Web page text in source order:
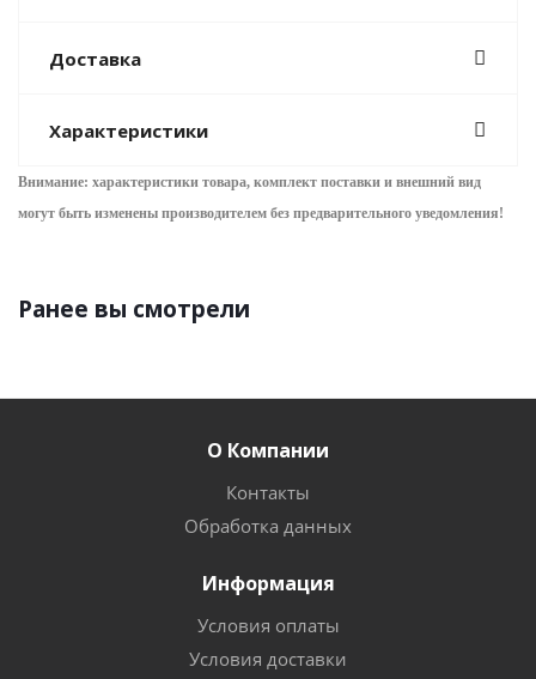
Доставка
Характеристики
Внимание: характеристики товара, комплект поставки и внешний вид
могут быть изменены производителем без предварительного уведомления!
Ранее вы смотрели
О Компании
Контакты
Обработка данных
Информация
Условия оплаты
Условия доставки